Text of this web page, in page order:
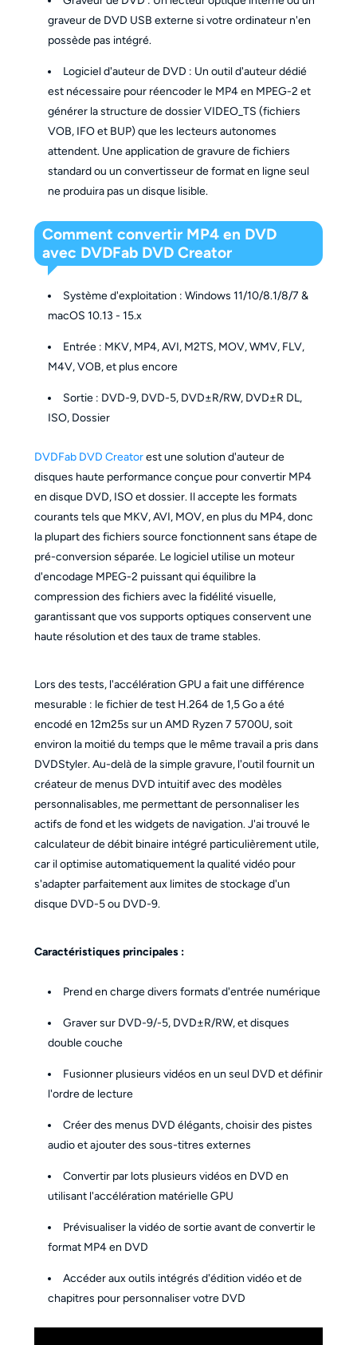
graveur de DVD USB externe si votre ordinateur n'en
possède pas intégré.
Logiciel d'auteur de DVD : Un outil d'auteur dédié
est nécessaire pour réencoder le MP4 en MPEG-2 et
générer la structure de dossier VIDEO_TS (fichiers
VOB, IFO et BUP) que les lecteurs autonomes
attendent. Une application de gravure de fichiers
standard ou un convertisseur de format en ligne seul
ne produira pas un disque lisible.
Comment convertir MP4 en DVD
avec DVDFab DVD Creator
Système d'exploitation : Windows 11/10/8.1/8/7 &
macOS 10.13 - 15.x
Entrée : MKV, MP4, AVI, M2TS, MOV, WMV, FLV,
M4V, VOB, et plus encore
Sortie : DVD-9, DVD-5, DVD±R/RW, DVD±R DL,
ISO, Dossier
DVDFab DVD Creatorest une solution d'auteur de
disques haute performance conçue pour convertir MP4
en disque DVD, ISO et dossier. Il accepte les formats
courants tels que MKV, AVI, MOV, en plus du MP4, donc
la plupart des fichiers source fonctionnent sans étape de
pré-conversion séparée. Le logiciel utilise un moteur
d'encodage MPEG-2 puissant qui équilibre la
compression des fichiers avec la fidélité visuelle,
garantissant que vos supports optiques conservent une
haute résolution et des taux de trame stables.
Lors des tests, l'accélération GPU a fait une différence
mesurable : le fichier de test H.264 de 1,5 Go a été
encodé en 12m25s sur un AMD Ryzen 7 5700U, soit
environ la moitié du temps que le même travail a pris dans
DVDStyler. Au-delà de la simple gravure, l'outil fournit un
créateur de menus DVD intuitif avec des modèles
personnalisables, me permettant de personnaliser les
actifs de fond et les widgets de navigation. J'ai trouvé le
calculateur de débit binaire intégré particulièrement utile,
car il optimise automatiquement la qualité vidéo pour
s'adapter parfaitement aux limites de stockage d'un
disque DVD-5 ou DVD-9.
Caractéristiques principales :
Prend en charge divers formats d'entrée numérique
Graver sur DVD-9/-5, DVD±R/RW, et disques
double couche
Fusionner plusieurs vidéos en un seul DVD et définir
l'ordre de lecture
Créer des menus DVD élégants, choisir des pistes
audio et ajouter des sous-titres externes
Convertir par lots plusieurs vidéos en DVD en
utilisant l'accélération matérielle GPU
Prévisualiser la vidéo de sortie avant de convertir le
format MP4 en DVD
Accéder aux outils intégrés d'édition vidéo et de
chapitres pour personnaliser votre DVD